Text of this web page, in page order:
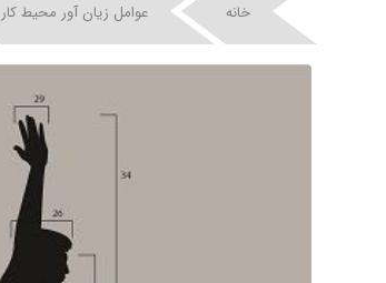
خانه عوامل زیان آور محیط کار